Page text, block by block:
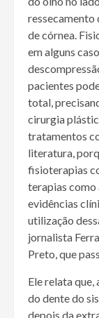
ressecamento
de córnea.
em alguns
pacientes
total,
cirurgia
tratamentos
literatura,
fisioterapias
terapias como
evidências
utilização
jornalista
Preto, que
Ele relata
do dente do
depois da